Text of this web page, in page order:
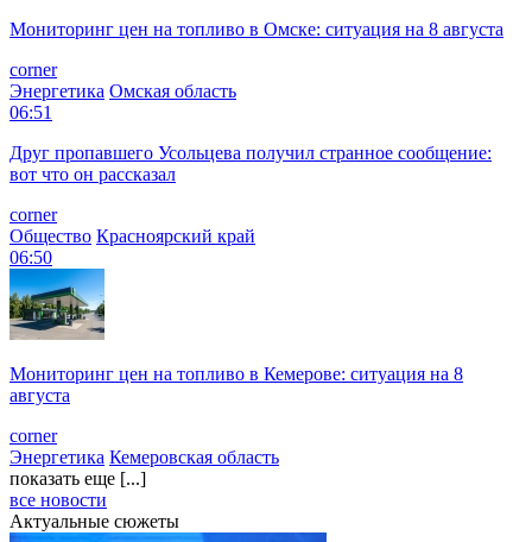
Мониторинг цен на топливо в Омске: ситуация на 8 августа
corner
Энергетика Омская область
06:51
Друг пропавшего Усольцева получил странное сообщение:
вот что он рассказал
corner
Общество Красноярский край
06:50
Мониторинг цен на топливо в Кемерове: ситуация на 8
августа
corner
Энергетика Кемеровская область
показать еще [...]
все новости
Актуальные сюжеты